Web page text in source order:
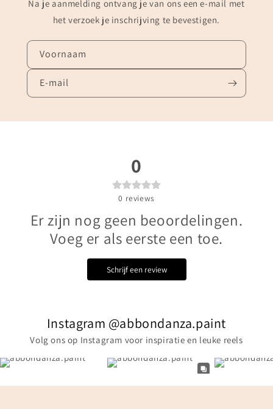
Na je aanmelding ontvang je van ons een e-mail met
het verzoek je inschrijving te bevestigen.
Voornaam
E‑mail
0
0 reviews
Er zijn nog geen beoordelingen.
Voeg er als eerste een toe.
Schrijf een review
Instagram @abbondanza.paint
Volg ons op Instagram voor inspiratie en leuke reels